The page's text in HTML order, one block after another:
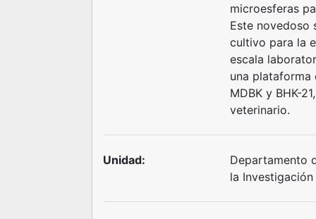
microesferas
Este novedoso
cultivo para la
escala
una plataforma
MDBK y BHK-
veterinario.
Unidad:
Departamento
la